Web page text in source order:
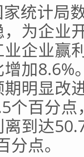
计局数
为企业
企业赢
加8.6%
期明显改
个百分
到达
点。